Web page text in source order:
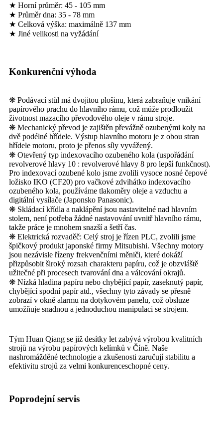
★ Horní průměr: 45 - 105 mm
★ Průměr dna: 35 - 78 mm
★ Celková výška: maximálně 137 mm
★ Jiné velikosti na vyžádání
Konkurenční výhoda
❋ Podávací stůl má dvojitou plošinu, která zabraňuje vnikání
papírového prachu do hlavního rámu, což může prodloužit
životnost mazacího převodového oleje v rámu stroje.
❋ Mechanický převod je zajištěn převážně ozubenými koly na
dvě podélné hřídele. Výstup hlavního motoru je z obou stran
hřídele motoru, proto je přenos síly vyvážený.
❋ Otevřený typ indexovacího ozubeného kola (uspořádání
revolverové hlavy 10 : revolverové hlavy 8 pro lepší funkčnost).
Pro indexovací ozubené kolo jsme zvolili vysoce nosné čepové
ložisko IKO (CF20) pro vačkové zdvihátko indexovacího
ozubeného kola, používáme tlakoměry oleje a vzduchu a
digitální vysílače (Japonsko Panasonic).
❋ Skládací křídla a naklápění jsou nastavitelné nad hlavním
stolem, není potřeba žádné nastavování uvnitř hlavního rámu,
takže práce je mnohem snazší a šetří čas.
❋ Elektrická rozvaděč: Celý stroj je řízen PLC, zvolili jsme
špičkový produkt japonské firmy Mitsubishi. Všechny motory
jsou nezávisle řízeny frekvenčními měniči, které dokáží
přizpůsobit široký rozsah charakteru papíru, což je obzvláště
užitečné při procesech tvarování dna a válcování okrajů.
❋ Nízká hladina papíru nebo chybějící papír, zaseknutý papír,
chybějící spodní papír atd., všechny tyto závady se přesně
zobrazí v okně alarmu na dotykovém panelu, což obsluze
umožňuje snadnou a jednoduchou manipulaci se strojem.
Tým Huan Qiang se již desítky let zabývá výrobou kvalitních
strojů na výrobu papírových kelímků v Číně. Naše
nashromážděné technologie a zkušenosti zaručují stabilitu a
efektivitu strojů za velmi konkurenceschopné ceny.
Poprodejní servis